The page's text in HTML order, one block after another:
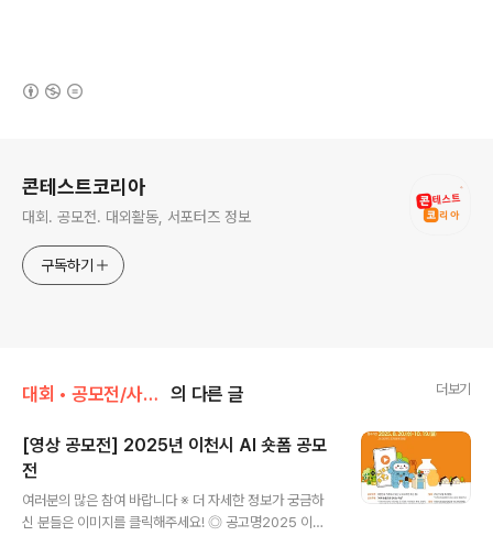
콘테스트코리아
대회. 공모전. 대외활동, 서포터즈 정보
구독하기
대회 • 공모전/사진 • 영상 의 다른 글 더보기
[영상 공모전] 2025년 이천시 AI 숏폼 공모
전
여러분의 많은 참여 바랍니다 ※ 더 자세한 정보가 궁금하
신 분들은 이미지를 클릭해주세요! ◎ 공고명2025 이천